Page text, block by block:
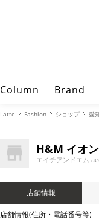
Column Brand
Latte Fashion ショップ 愛
H&M イオ
エイチアンドエム
店舗情報
店舗情報(住所・電話番号等)